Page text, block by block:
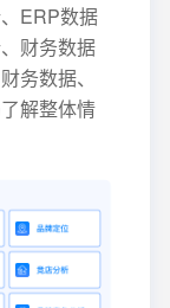
ERP数据
财务数据
务数据、
解整体情